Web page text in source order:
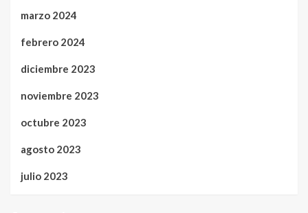
marzo 2024
febrero 2024
diciembre 2023
noviembre 2023
octubre 2023
agosto 2023
julio 2023